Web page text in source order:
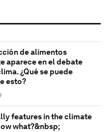
de alimentos
aparece en el debate
¿Qué se puede
esto?
features in the climate
what?&nbsp;